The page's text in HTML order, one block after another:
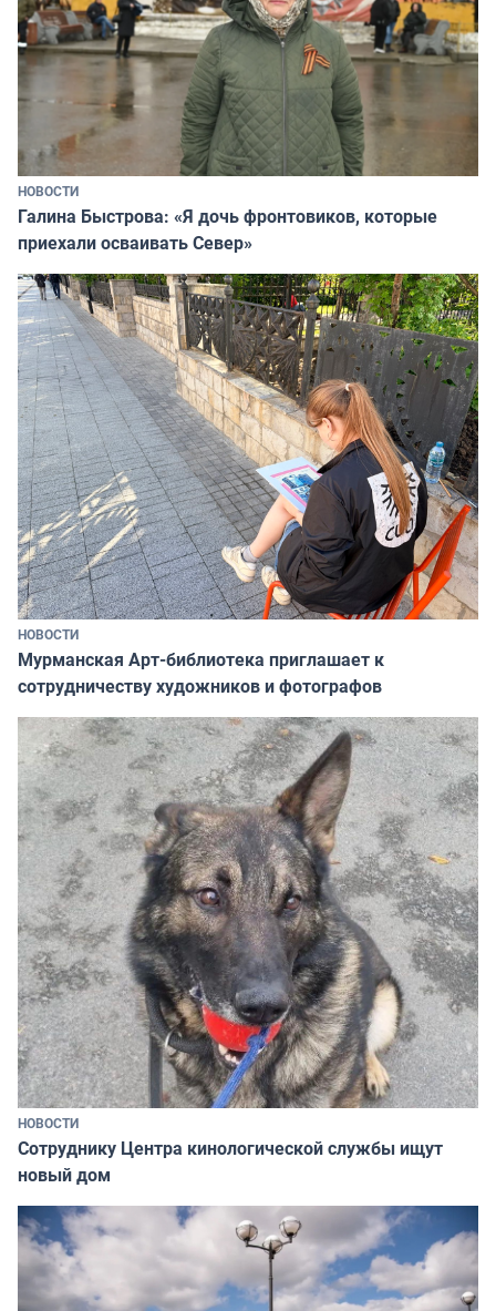
НОВОСТИ
Галина Быстрова: «Я дочь фронтовиков, которые
приехали осваивать Север»
НОВОСТИ
Мурманская Арт-библиотека приглашает к
сотрудничеству художников и фотографов
НОВОСТИ
Сотруднику Центра кинологической службы ищут
новый дом